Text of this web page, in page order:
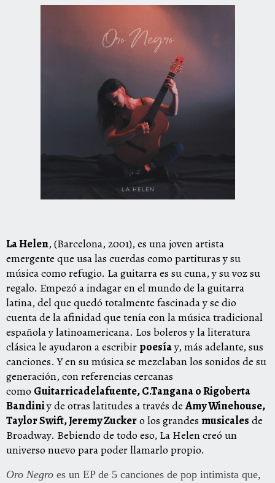
La Helen, (Barcelona, 2001), es una joven artista
emergente que usa las cuerdas como partituras y su
música como refugio. La guitarra es su cuna, y su voz su
regalo. Empezó a indagar en el mundo de la guitarra
latina, del que quedó totalmente fascinada y se dio
cuenta de la afinidad que tenía con la música tradicional
española y latinoamericana. Los boleros y la literatura
clásica le ayudaron a escribir poesíay, más adelante, sus
canciones. Y en su música se mezclaban los sonidos de su
generación, con referencias cercanas
como Guitarricadelafuente, C.Tangana o Rigoberta
Bandiniy de otras latitudes a través deAmy Winehouse,
Taylor Swift, Jeremy Zuckero los grandes musicales de
Broadway. Bebiendo de todo eso, La Helen creó un
universo nuevo para poder llamarlo propio.
Oro Negro es un EP de 5 canciones de pop intimista que,